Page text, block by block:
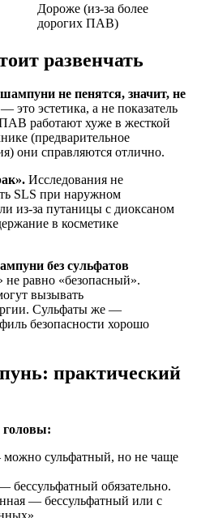
Дороже (из-за более
дорогих ПАВ)
развенчать
не пенятся, значит, не
это эстетика, а не показатель
работают хуже в жесткой
(предварительное
они справляются отлично.
Исследования не
SLS при наружном
из-за путаницы с диоксаном
в косметике
без сульфатов
не равно «безопасный».
вызывать
Сульфаты же —
безопасности хорошо
практический
головы:
сульфатный, но не чаще
бессульфатный обязательно.
— бессульфатный или с